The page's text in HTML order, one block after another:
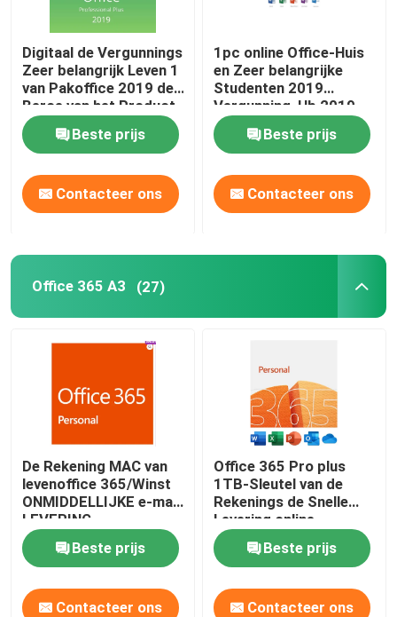
Digitaal de Vergunnings
Zeer belangrijk Leven 1
van Pakoffice 2019 de
Beroe van het Product
van Gebruikersbinded
Beste prijs
Contacteer ons
1pc online Office-Huis
en Zeer belangrijke
Studenten 2019
Vergunning, Hb 2019
Word Productcode
Beste prijs
Contacteer ons
Office 365 A3 (27)
De Rekening MAC van
levenoffice 365/Winst
ONMIDDELLIJKE e-mail
LEVERING
Beste prijs
Contacteer ons
Office 365 Pro plus
1TB-Sleutel van de
Rekenings de Snelle
Levering online
Beste prijs
Contacteer ons